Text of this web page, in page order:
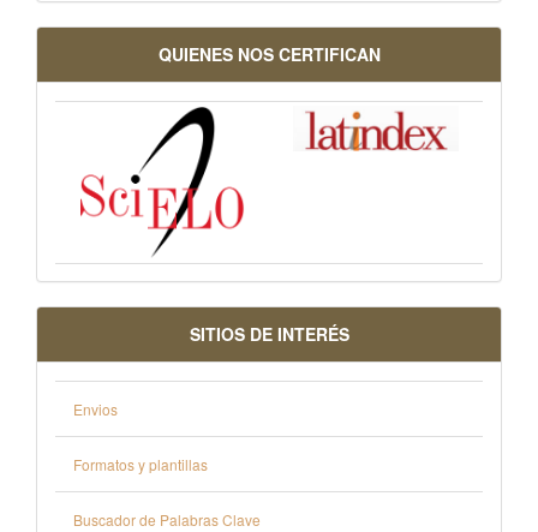
QUIENES NOS CERTIFICAN
SITIOS DE INTERÉS
Envios
Formatos y plantillas
Buscador de Palabras Clave